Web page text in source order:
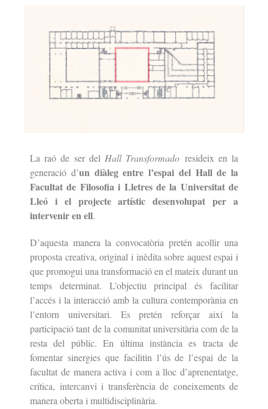
La raó de ser delHall Transformado resideix en la
generació d’un diàleg entre l’espai del Hall de la
Facultat de Filosofia i Lletres de la Universitat de
Lleó i el projecte artístic desenvolupat per a
intervenir en ell.
D’aquesta manera la convocatòria pretén acollir una
proposta creativa, original i inèdita sobre aquest espai i
que promogui una transformació en el mateix durant un
temps determinat. L’objectiu principal és facilitar
l’accés i la interacció amb la cultura contemporània en
l’entorn universitari. Es pretén reforçar així la
participació tant de la comunitat universitària com de la
resta del públic. En última instància es tracta de
fomentar sinergies que facilitin l’ús de l’espai de la
facultat de manera activa i com a lloc d’aprenentatge,
crítica, intercanvi i transferència de coneixements de
manera oberta i multidisciplinària.